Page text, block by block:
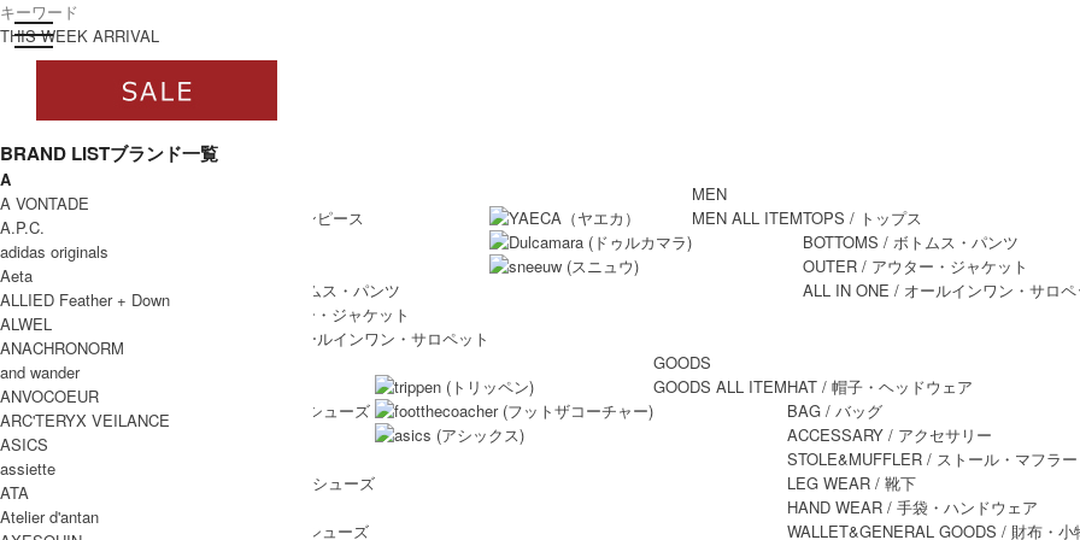
toggle navigation
ログイン
すべてWOMEN
WOMEN ALL ITEM
/ ワンピース
/ ボトムス・パンツ
/ アウター・ジャケット
/ オールインワン・サロペット
MEN
MEN ALL ITEMTOPS / トップス
BOTTOMS / ボトムス・パンツ
OUTER / アウター・ジャケット
ALL IN ONE / オールインワン・サロ
SHOES
SHOES ALL ITEM
DRESS SHOES
/ ドレスシューズ
BOOTS
/ バレエシューズ
/ その他シューズ
GOODS
GOODS ALL ITEMHAT / 帽子・ヘッドウェア
BAG / バッグ
ACCESSARY / アクセサリー
STOLE&MUFFLER / ストール・マフラー
LEG WEAR / 靴下
HAND WEAR / 手袋・ハンドウェア
WALLET&GENERAL GOODS / 財布・小
THIS WEEK ARRIVAL
BRAND LISTブランド一覧
A
A VONTADE
A.P.C.
adidas originals
Aeta
ALLIED Feather + Down
ALWEL
ANACHRONORM
and wander
ANVOCOEUR
ARC'TERYX VEILANCE
ASICS
assiette
ATA
Atelier d'antan